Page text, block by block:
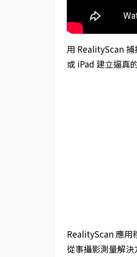
用 RealityScan
或 iPad 建立逼真
RealityScan 應
從事攝影測量解